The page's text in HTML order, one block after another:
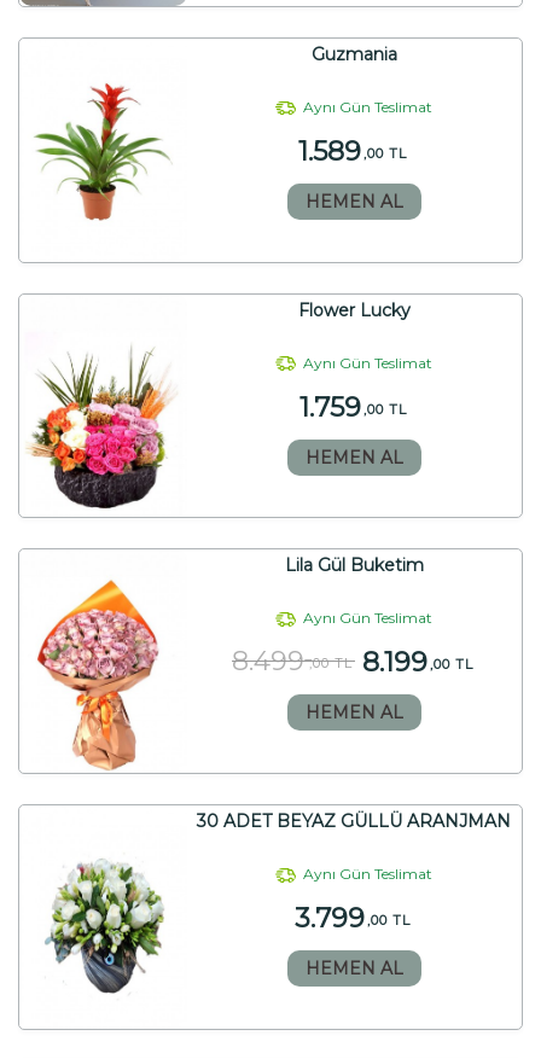
Guzmania
Aynı Gün Teslimat
1.589 ,00 TL
HEMEN AL
Flower Lucky
Aynı Gün Teslimat
1.759 ,00 TL
HEMEN AL
Lila Gül Buketim
Aynı Gün Teslimat
8.499 ,00 TL 8.199,00 TL
HEMEN AL
30 ADET BEYAZ GÜLLÜ ARANJMAN
Aynı Gün Teslimat
3.799,00 TL
HEMEN AL